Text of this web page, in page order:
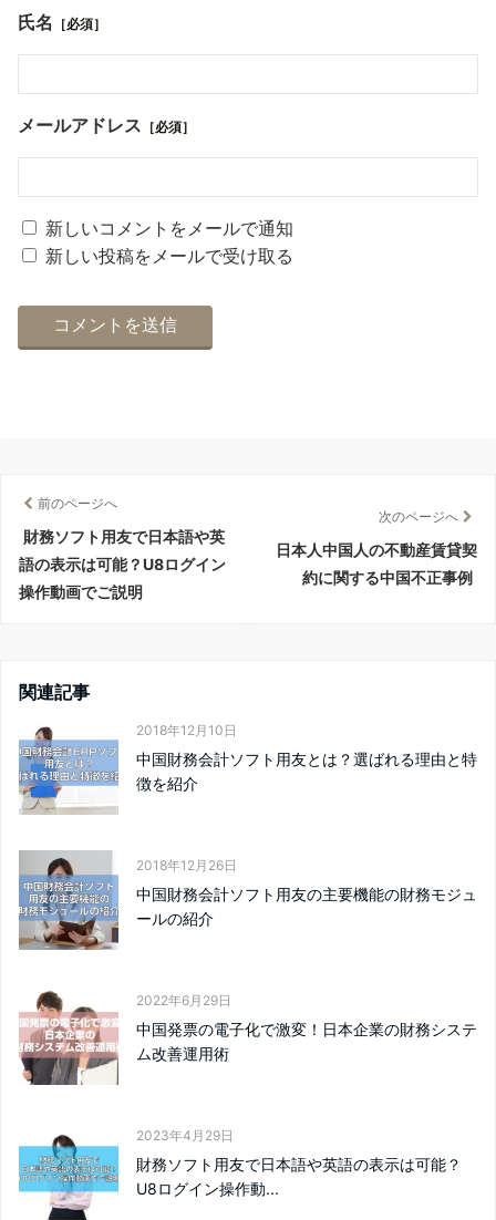
氏名 ［必須］
メールアドレス ［必須］
新しいコメントをメールで通知
新しい投稿をメールで受け取る
前のページへ
財務ソフト用友で日本語や英
語の表示は可能？U8ログイン
操作動画でご説明
次のページへ
日本人中国人の不動産賃貸契
約に関する中国不正事例
関連記事
2018年12月10日
中国財務会計ソフト用友とは？選ばれる理由と特
徴を紹介
2018年12月26日
中国財務会計ソフト用友の主要機能の財務モジュ
ールの紹介
2022年6月29日
中国発票の電子化で激変！日本企業の財務システ
ム改善運用術
2023年4月29日
財務ソフト用友で日本語や英語の表示は可能？
U8ログイン操作動...